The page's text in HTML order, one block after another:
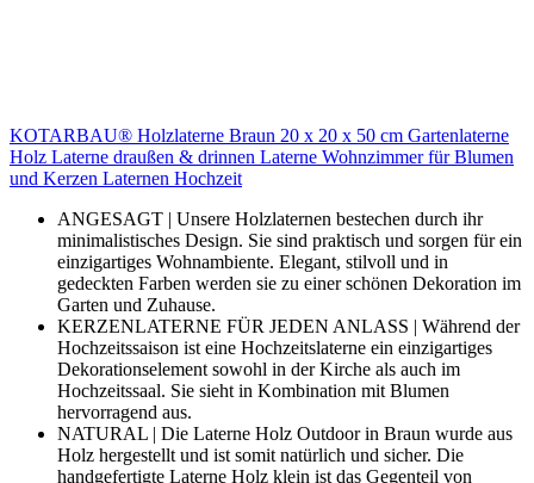
KOTARBAU® Holzlaterne Braun 20 x 20 x 50 cm Gartenlaterne
Holz Laterne draußen & drinnen Laterne Wohnzimmer für Blumen
und Kerzen Laternen Hochzeit
ANGESAGT | Unsere Holzlaternen bestechen durch ihr
minimalistisches Design. Sie sind praktisch und sorgen für ein
einzigartiges Wohnambiente. Elegant, stilvoll und in
gedeckten Farben werden sie zu einer schönen Dekoration im
Garten und Zuhause.
KERZENLATERNE FÜR JEDEN ANLASS | Während der
Hochzeitssaison ist eine Hochzeitslaterne ein einzigartiges
Dekorationselement sowohl in der Kirche als auch im
Hochzeitssaal. Sie sieht in Kombination mit Blumen
hervorragend aus.
NATURAL | Die Laterne Holz Outdoor in Braun wurde aus
Holz hergestellt und ist somit natürlich und sicher. Die
handgefertigte Laterne Holz klein ist das Gegenteil von